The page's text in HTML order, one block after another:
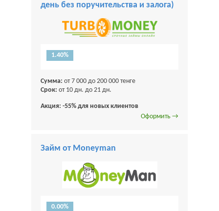
день без поручительства и залога)
1.40%
Сумма: от 7 000 до 200 000 тенге
Срок: от 10 дн. до 21 дн.
Акция: -55% для новых клиентов
Оформить →
Займ от Moneyman
0.00%